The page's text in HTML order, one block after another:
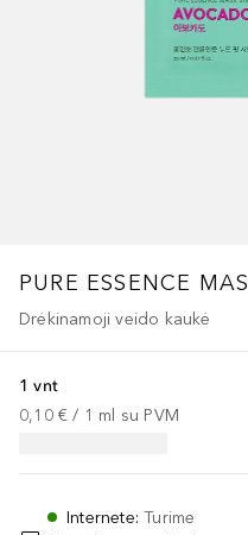
PURE ESSENCE
Drėkinamoji veido kaukė
1 vnt
0,10 € / 1 ml su PVM
Internete:Turime